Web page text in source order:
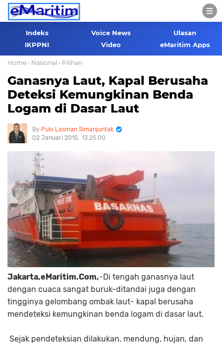
Indeks Voice News
Ulasan
IKPPNI
Video eMaritim Apps
Home › Nasional › Pilihan
Ganasnya Laut, Kapal Berusaha
Deteksi Kemungkinan Benda
Logam di Dasar Laut
Pulo Lasman Simanjuntak
02 Januari 2015 13.25.00
Jakarta,eMaritim.Com,-Di tengah ganasnya laut
dengan cuaca sangat buruk-ditandai juga dengan
tingginya gelombang ombak laut- kapal berusaha
mendeteksi kemungkinan benda logam di dasar laut.
Sejak pendeteksian dilakukan, mendung, hujan, dan